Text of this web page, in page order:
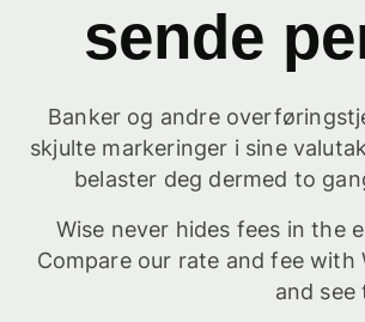
sende
Banker og andre
skjulte markeringer i sine
belaster deg dermed to
Wise never hides fees in the
Compare our rate and fee with
and